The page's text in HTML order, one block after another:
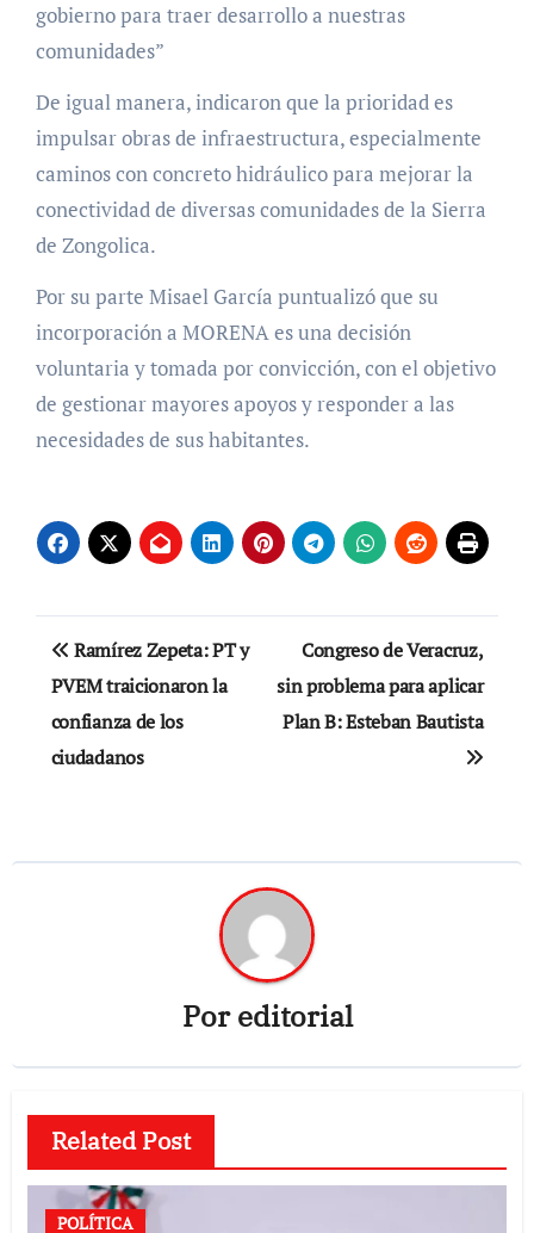
gobierno para traer desarrollo a nuestras
comunidades”
De igual manera, indicaron que la prioridad es
impulsar obras de infraestructura, especialmente
caminos con concreto hidráulico para mejorar la
conectividad de diversas comunidades de la Sierra
de Zongolica.
Por su parte Misael García puntualizó que su
incorporación a MORENA es una decisión
voluntaria y tomada por convicción, con el objetivo
de gestionar mayores apoyos y responder a las
necesidades de sus habitantes.
Navegación
de
entradas
Ramírez Zepeta: PT y
PVEM traicionaron la
confianza de los
ciudadanos
Congreso de Veracruz,
sin problema para aplicar
Plan B: Esteban Bautista
Poreditorial
Related Post
POLÍTICA